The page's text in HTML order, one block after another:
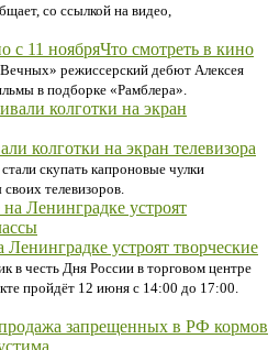
со ссылкой на видео,
Что смотреть в кино
режиссерский дебют Алексея
в подборке «Рамблера».
колготки на экран телевизора
скупать капроновые чулки
телевизоров.
устроят творческие
в честь Дня России в торговом центре
пройдёт 12 июня с 14:00 до 17:00.